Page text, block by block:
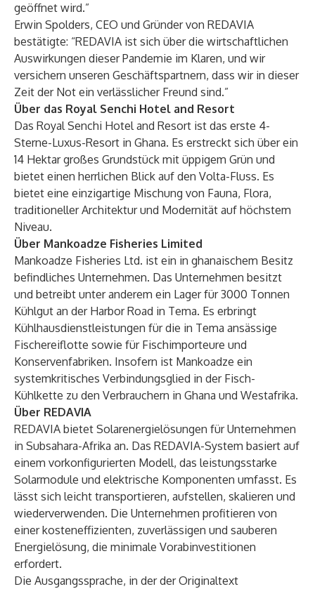
geöffnet wird.”
Erwin Spolders, CEO und Gründer von REDAVIA
bestätigte: “REDAVIA ist sich über die wirtschaftlichen
Auswirkungen dieser Pandemie im Klaren, und wir
versichern unseren Geschäftspartnern, dass wir in dieser
Zeit der Not ein verlässlicher Freund sind.”
Über das Royal Senchi Hotel and Resort
Das Royal Senchi Hotel and Resort ist das erste 4-
Sterne-Luxus-Resort in Ghana. Es erstreckt sich über ein
14 Hektar großes Grundstück mit üppigem Grün und
bietet einen herrlichen Blick auf den Volta-Fluss. Es
bietet eine einzigartige Mischung von Fauna, Flora,
traditioneller Architektur und Modernität auf höchstem
Niveau.
Über Mankoadze Fisheries Limited
Mankoadze Fisheries Ltd. ist ein in ghanaischem Besitz
befindliches Unternehmen. Das Unternehmen besitzt
und betreibt unter anderem ein Lager für 3000 Tonnen
Kühlgut an der Harbor Road in Tema. Es erbringt
Kühlhausdienstleistungen für die in Tema ansässige
Fischereiflotte sowie für Fischimporteure und
Konservenfabriken. Insofern ist Mankoadze ein
systemkritisches Verbindungsglied in der Fisch-
Kühlkette zu den Verbrauchern in Ghana und Westafrika.
Über REDAVIA
REDAVIA bietet Solarenergielösungen für Unternehmen
in Subsahara-Afrika an. Das REDAVIA-System basiert auf
einem vorkonfigurierten Modell, das leistungsstarke
Solarmodule und elektrische Komponenten umfasst. Es
lässt sich leicht transportieren, aufstellen, skalieren und
wiederverwenden. Die Unternehmen profitieren von
einer kosteneffizienten, zuverlässigen und sauberen
Energielösung, die minimale Vorabinvestitionen
erfordert.
Die Ausgangssprache, in der der Originaltext